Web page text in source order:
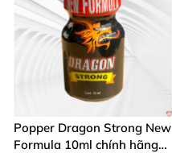
Popper Dragon Strong New
Formula 10ml chính hãng